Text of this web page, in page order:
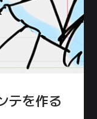
テを作る